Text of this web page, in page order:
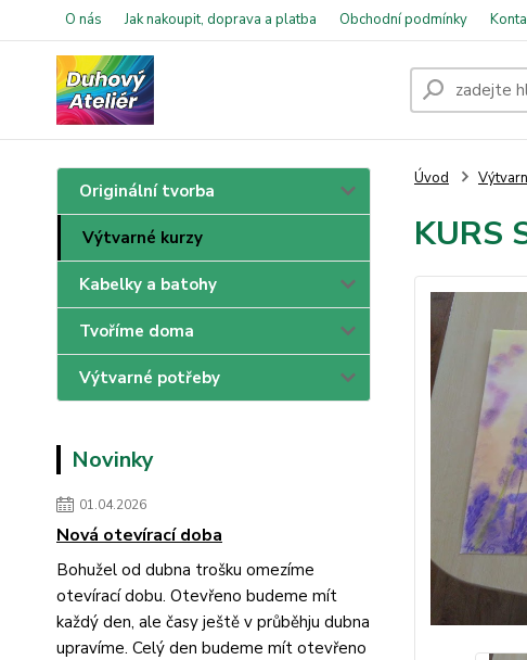
O nás Jak nakoupit, doprava a platba Obchodní podmínky
Originální tvorba
Výtvarné kurzy
Kabelky a batohy
Tvoříme doma
Výtvarné potřeby
Novinky
01.04.2026
Nová otevírací doba
Bohužel od dubna trošku omezíme
otevírací dobu. Otevřeno budeme mít
každý den, ale časy ještě v průběhju dubna
upravíme. Celý den budeme mít otevřeno
Úvod
KURS